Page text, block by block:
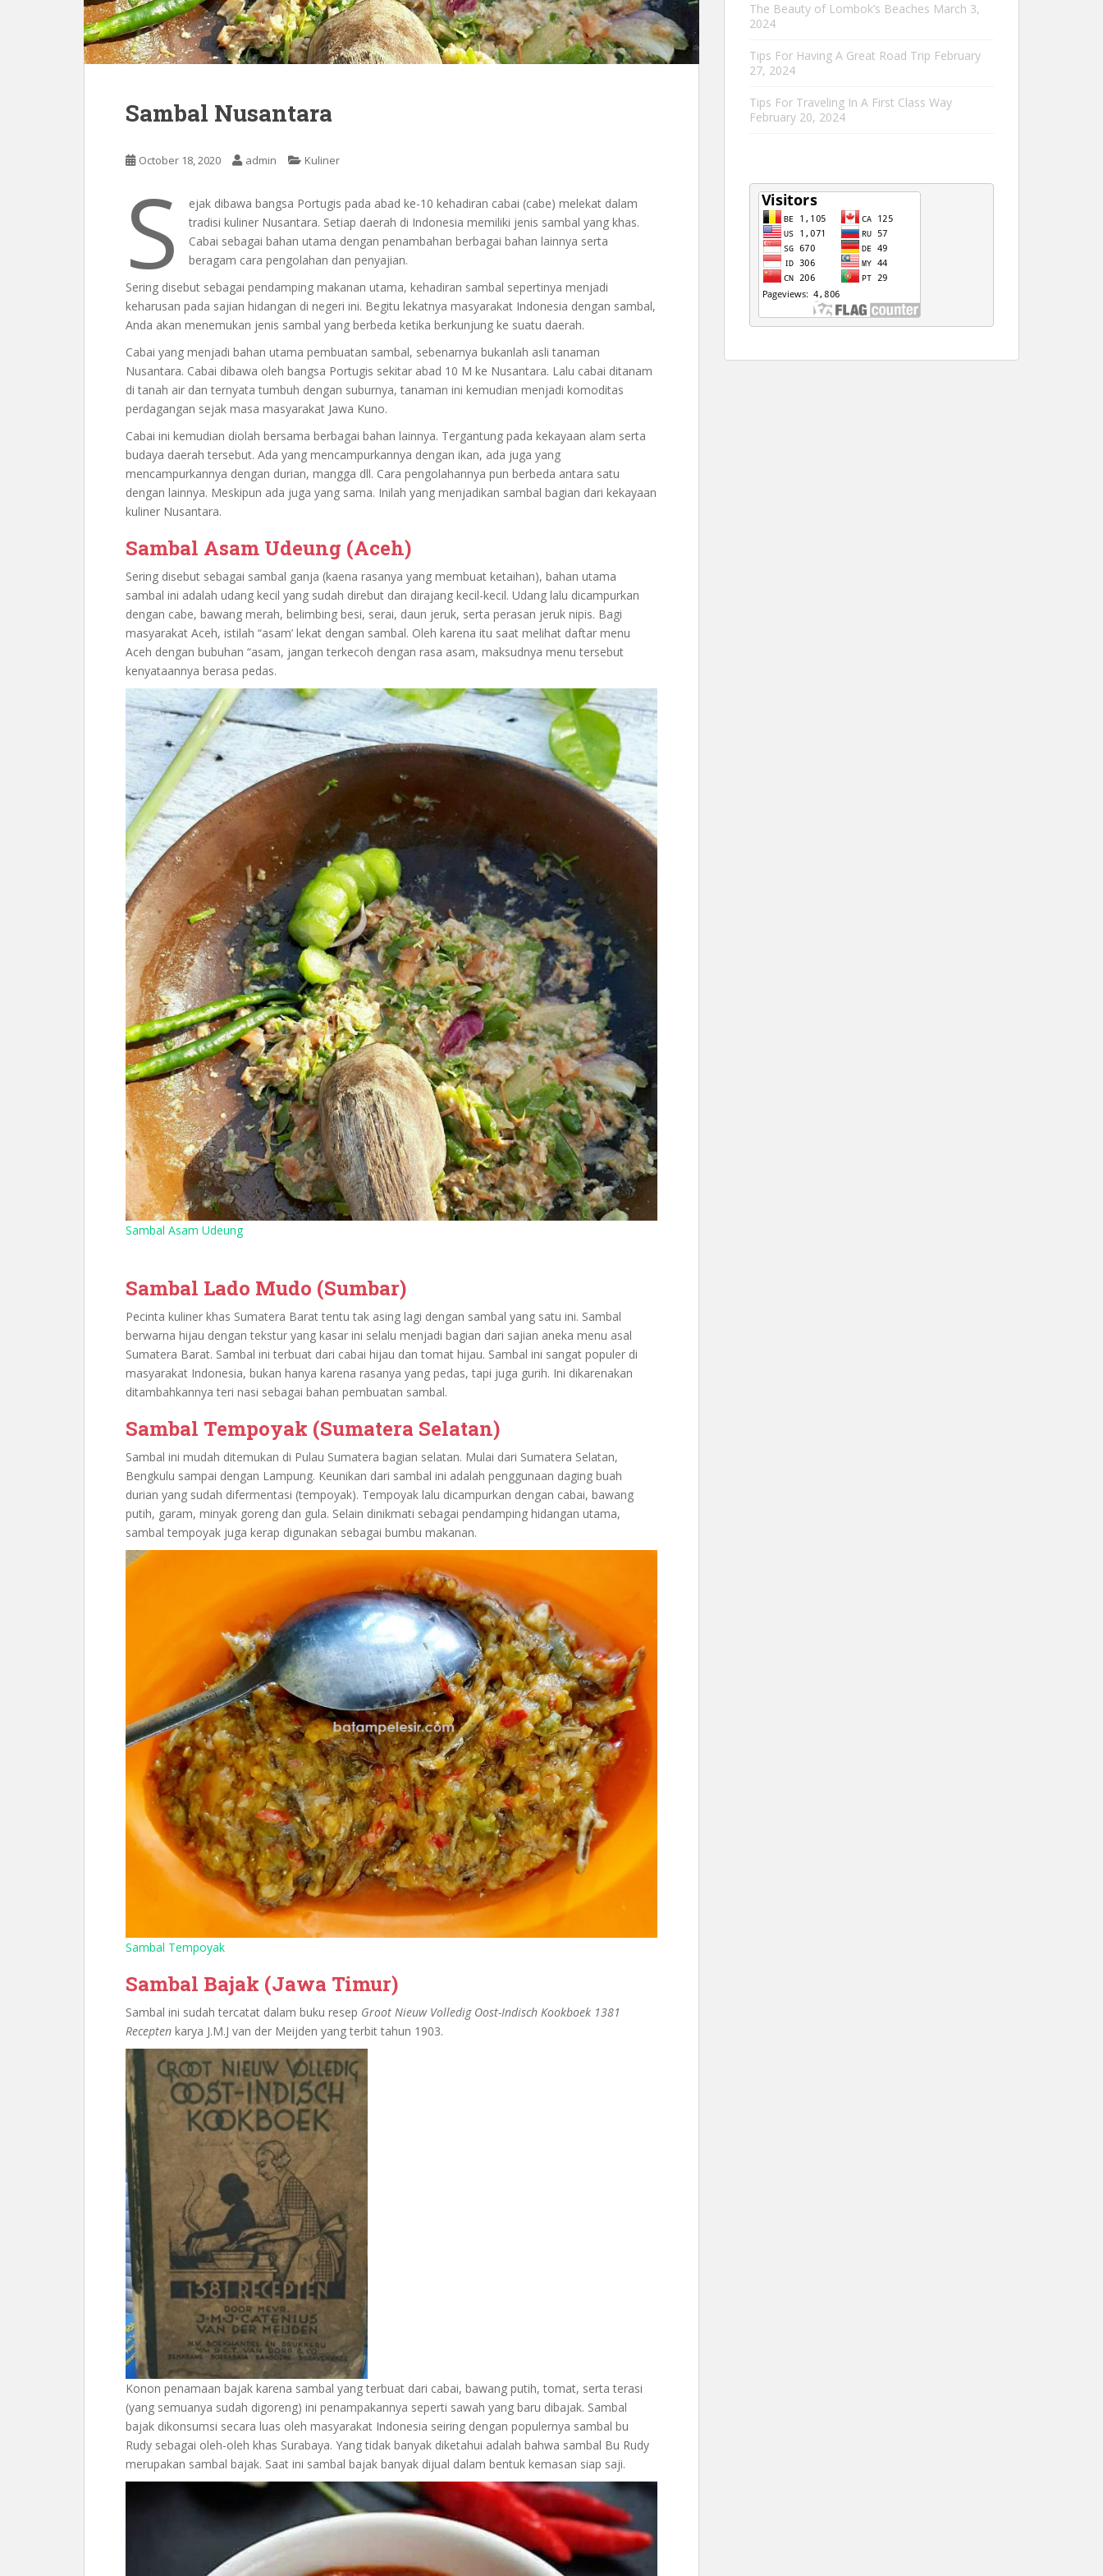
Sambal Nusantara
October 18, 2020 admin Kuliner
S
ejak dibawa bangsa Portugis pada abad ke-10 kehadiran cabai (cabe) melekat dalam
tradisi kuliner Nusantara. Setiap daerah di Indonesia memiliki jenis sambal yang khas.
Cabai sebagai bahan utama dengan penambahan berbagai bahan lainnya serta
beragam cara pengolahan dan penyajian.
Sering disebut sebagai pendamping makanan utama, kehadiran sambal sepertinya menjadi
keharusan pada sajian hidangan di negeri ini. Begitu lekatnya masyarakat Indonesia dengan sambal,
Anda akan menemukan jenis sambal yang berbeda ketika berkunjung ke suatu daerah.
Cabai yang menjadi bahan utama pembuatan sambal, sebenarnya bukanlah asli tanaman
Nusantara. Cabai dibawa oleh bangsa Portugis sekitar abad 10 M ke Nusantara. Lalu cabai ditanam
di tanah air dan ternyata tumbuh dengan suburnya, tanaman ini kemudian menjadi komoditas
perdagangan sejak masa masyarakat Jawa Kuno.
Cabai ini kemudian diolah bersama berbagai bahan lainnya. Tergantung pada kekayaan alam serta
budaya daerah tersebut. Ada yang mencampurkannya dengan ikan, ada juga yang
mencampurkannya dengan durian, mangga dll. Cara pengolahannya pun berbeda antara satu
dengan lainnya. Meskipun ada juga yang sama. Inilah yang menjadikan sambal bagian dari kekayaan
kuliner Nusantara.
Sambal Asam Udeung (Aceh)
Sering disebut sebagai sambal ganja (kaena rasanya yang membuat ketaihan), bahan utama
sambal ini adalah udang kecil yang sudah direbut dan dirajang kecil-kecil. Udang lalu dicampurkan
dengan cabe, bawang merah, belimbing besi, serai, daun jeruk, serta perasan jeruk nipis. Bagi
masyarakat Aceh, istilah “asam’ lekat dengan sambal. Oleh karena itu saat melihat daftar menu
Aceh dengan bubuhan “asam, jangan terkecoh dengan rasa asam, maksudnya menu tersebut
kenyataannya berasa pedas.
Sambal Asam Udeung
Sambal Lado Mudo (Sumbar)
Pecinta kuliner khas Sumatera Barat tentu tak asing lagi dengan sambal yang satu ini. Sambal
berwarna hijau dengan tekstur yang kasar ini selalu menjadi bagian dari sajian aneka menu asal
Sumatera Barat. Sambal ini terbuat dari cabai hijau dan tomat hijau. Sambal ini sangat populer di
masyarakat Indonesia, bukan hanya karena rasanya yang pedas, tapi juga gurih. Ini dikarenakan
ditambahkannya teri nasi sebagai bahan pembuatan sambal.
Sambal Tempoyak (Sumatera Selatan)
Sambal ini mudah ditemukan di Pulau Sumatera bagian selatan. Mulai dari Sumatera Selatan,
Bengkulu sampai dengan Lampung. Keunikan dari sambal ini adalah penggunaan daging buah
durian yang sudah difermentasi (tempoyak). Tempoyak lalu dicampurkan dengan cabai, bawang
putih, garam, minyak goreng dan gula. Selain dinikmati sebagai pendamping hidangan utama,
sambal tempoyak juga kerap digunakan sebagai bumbu makanan.
Sambal Tempoyak
Sambal Bajak (Jawa Timur)
Sambal ini sudah tercatat dalam buku resep Groot Nieuw Volledig Oost-Indisch Kookboek 1381
Recepten karya J.M.J van der Meijden yang terbit tahun 1903.
Konon penamaan bajak karena sambal yang terbuat dari cabai, bawang putih, tomat, serta terasi
(yang semuanya sudah digoreng) ini penampakannya seperti sawah yang baru dibajak. Sambal
bajak dikonsumsi secara luas oleh masyarakat Indonesia seiring dengan populernya sambal bu
Rudy sebagai oleh-oleh khas Surabaya. Yang tidak banyak diketahui adalah bahwa sambal Bu Rudy
merupakan sambal bajak. Saat ini sambal bajak banyak dijual dalam bentuk kemasan siap saji.
The Beauty of Lombok’s Beaches March 3,
2024
Tips For Having A Great Road Trip February
27, 2024
Tips For Traveling In A First Class Way
February 20, 2024